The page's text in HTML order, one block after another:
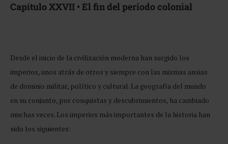
Capítulo XXVII • El fin del periodo colonial
Desde el inicio de la civilización moderna han surgido los
imperios, unos atrás de otros y siempre con las mismas ansias
de dominio militar, político y cultural. La geografía del mundo
en su conjunto, por conquistas y descubrimientos, ha cambiado
muchas veces. Los imperios más importantes de la historia han
sido los siguientes: